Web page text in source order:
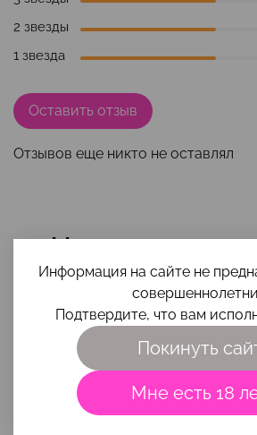
Отзывов еще никто не оставлял
2 звезды
1 звезда
Оставить отзыв
Наши
Помощь в выборе
Информация на сайте не
Подтвердите, что вам
Покинуть
Мне есть 18